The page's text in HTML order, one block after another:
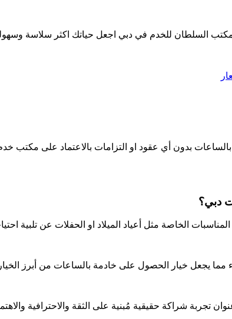
السلطان للخدم في دبي اجعل حياتك اكثر سلاسة
بدون أي عقود او التزامات بالاعتماد على مكتب
دبي؟
الخاصة مثل أعياد الميلاد او الحفلات عن تلبية
مما يجعل خيار الحصول على خادمة بالساعات من أبرز
شراكة حقيقية مُبنية على الثقة والاحترافية